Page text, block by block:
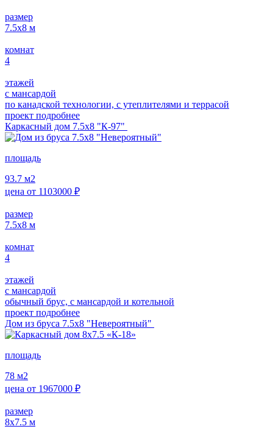
размер
7.5х8 м
комнат
4
этажей
с мансардой
по канадской технологии, с утеплителями и террасой
проект подробнее
Каркасный дом 7.5х8 "К-97"
площадь
93.7 м2
цена от 1103000 ₽
размер
7.5х8 м
комнат
4
этажей
с мансардой
обычный брус, с мансардой и котельной
проект подробнее
Дом из бруса 7.5х8 "Невероятный"
площадь
78 м2
цена от 1967000 ₽
размер
8х7.5 м